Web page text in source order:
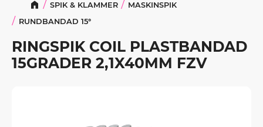
SPIK & KLAMMER
MASKINSPIK
RUNDBANDAD 15°
RINGSPIK COIL PLASTBANDAD
15GRADER 2,1X40MM FZV